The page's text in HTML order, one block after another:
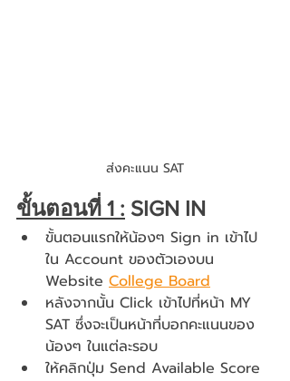
ส่งคะแนน SAT
ขั้นตอนที่ 1 : SIGN IN
ขั้นตอนแรกให้น้องๆ Sign in เข้าไป
ใน Account ของตัวเองบน
Website College Board
หลังจากนั้น Click เข้าไปที่หน้า MY
SAT ซึ่งจะเป็นหน้าที่บอกคะแนนของ
น้องๆ ในแต่ละรอบ
ให้คลิกปุ่ม Send Available Score